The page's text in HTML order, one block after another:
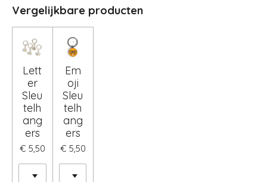
Vergelijkbare producten
Lett
er
Sleu
telh
ang
ers
€ 5,50
Em
oji
Sleu
telh
ang
ers
€ 5,50